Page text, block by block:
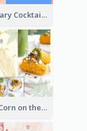
Bloody Mary Cocktail Recipe Card
Mexican Corn on the Cob Recipe Card